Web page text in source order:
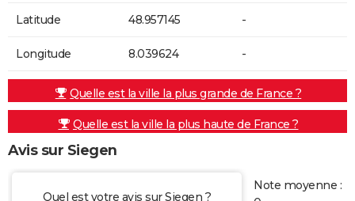
Latitude 48.957145 -
Longitude 8.039624 -
Quelle est la ville la plus grande de France ?
Quelle est la ville la plus haute de France ?
Avis sur Siegen
Quel est votre avis sur Siegen ?
Note moyenne :